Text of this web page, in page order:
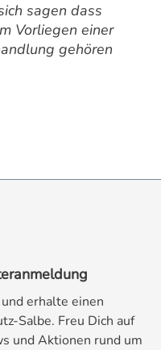
sagen dass
Vorliegen einer
gehören
erhalte einen
Salbe. Freu Dich auf
und Aktionen rund um